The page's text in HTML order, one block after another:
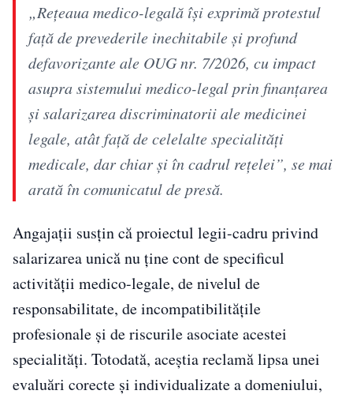
„Reţeaua medico-legală îşi exprimă protestul
faţă de prevederile inechitabile şi profund
defavorizante ale OUG nr. 7/2026, cu impact
asupra sistemului medico-legal prin finanţarea
şi salarizarea discriminatorii ale medicinei
legale, atât faţă de celelalte specialităţi
medicale, dar chiar şi în cadrul reţelei”, se mai
arată în comunicatul de presă.
Angajații susțin că proiectul legii-cadru privind
salarizarea unică nu ține cont de specificul
activității medico-legale, de nivelul de
responsabilitate, de incompatibilitățile
profesionale și de riscurile asociate acestei
specialități. Totodată, aceștia reclamă lipsa unei
evaluări corecte și individualizate a domeniului,